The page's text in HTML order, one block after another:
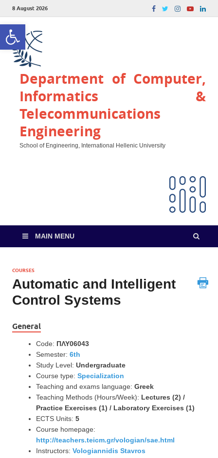
Open toolbar
8 August 2026
Department of Computer,
Informatics &
Telecommunications
Engineering
School of Engineering, International Hellenic University
MAIN MENU
COURSES
Automatic and Intelligent
Control Systems
General
Code: ΠΛΥ06043
Semester: 6th
Study Level: Undergraduate
Course type: Specialization
Teaching and exams language: Greek
Teaching Methods (Hours/Week): Lectures (2) /
Practice Exercises (1) / Laboratory Exercises (1)
ECTS Units: 5
Course homepage:
http://teachers.teicm.gr/vologian/sae.html
Instructors: Vologiannidis Stavros